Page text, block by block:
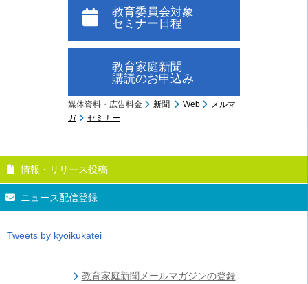
教育委員会対象
セミナー日程
教育家庭新聞
購読のお申込み
媒体資料・広告料金 新聞 Web
メルマ
ガ
セミナー
情報・リリース投稿
ニュース配信登録
Tweets by kyoikukatei
教育家庭新聞メールマガジンの登録